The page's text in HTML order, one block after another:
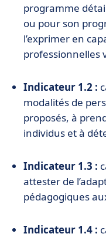
programme
ou pour son
l’exprimer en
professionnelles
Indicateur 1.2 :
modalités de
proposés, à
individus et à
Indicateur 1.3 :
attester de
pédagogiques
Indicateur 1.4 :